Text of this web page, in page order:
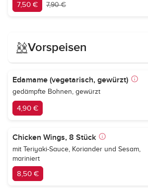
7,50 € 7,90 €
Vorspeisen
Edamame (vegetarisch, gewürzt)
gedämpfte Bohnen, gewürzt
4,90 €
Chicken Wings, 8 Stück
mit Teriyaki-Sauce, Koriander und Sesam,
mariniert
8,50 €